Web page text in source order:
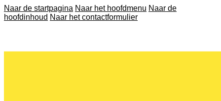
Naar de startpagina Naar het hoofdmenu Naar de
hoofdinhoud Naar het contactformulier